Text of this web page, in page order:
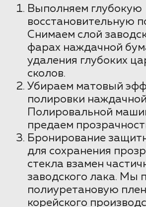
Выполняем глубокую
восстановительную
Снимаем слой
фарах наждачной
удаления глубоких
сколов.
Убираем матовый
полировки
Полировальной
предаем
Бронирование
для сохранения
стекла взамен
заводского лака. Мы
полиуретановую
корейского